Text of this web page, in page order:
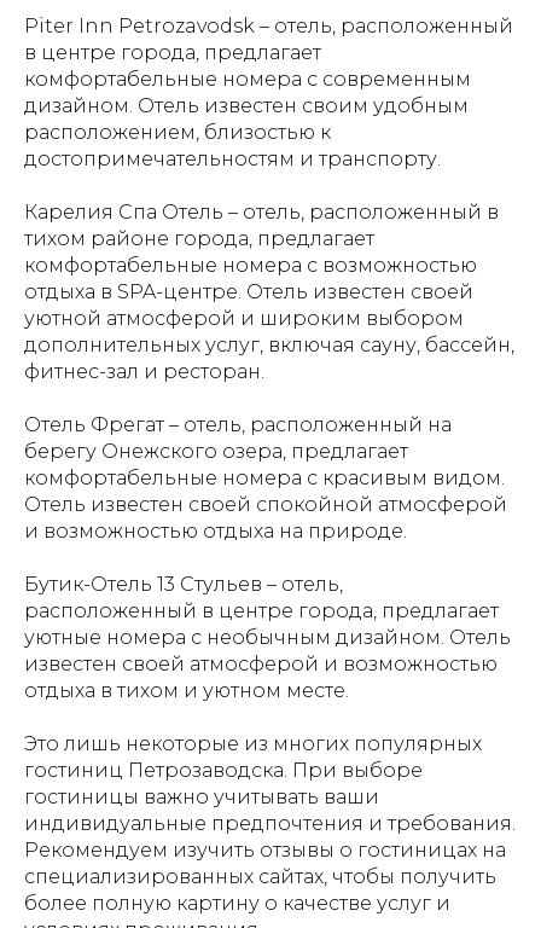
Piter Inn Petrozavodsk – отель, расположенный
в центре города, предлагает
комфортабельные номера с современным
дизайном. Отель известен своим удобным
расположением, близостью к
достопримечательностям и транспорту.
Карелия Спа Отель – отель, расположенный в
тихом районе города, предлагает
комфортабельные номера с возможностью
отдыха в SPA-центре. Отель известен своей
уютной атмосферой и широким выбором
дополнительных услуг, включая сауну, бассейн,
фитнес-зал и ресторан.
Отель Фрегат – отель, расположенный на
берегу Онежского озера, предлагает
комфортабельные номера с красивым видом.
Отель известен своей спокойной атмосферой
и возможностью отдыха на природе.
Бутик-Отель 13 Стульев – отель,
расположенный в центре города, предлагает
уютные номера с необычным дизайном. Отель
известен своей атмосферой и возможностью
отдыха в тихом и уютном месте.
Это лишь некоторые из многих популярных
гостиниц Петрозаводска. При выборе
гостиницы важно учитывать ваши
индивидуальные предпочтения и требования.
Рекомендуем изучить отзывы о гостиницах на
специализированных сайтах, чтобы получить
более полную картину о качестве услуг и